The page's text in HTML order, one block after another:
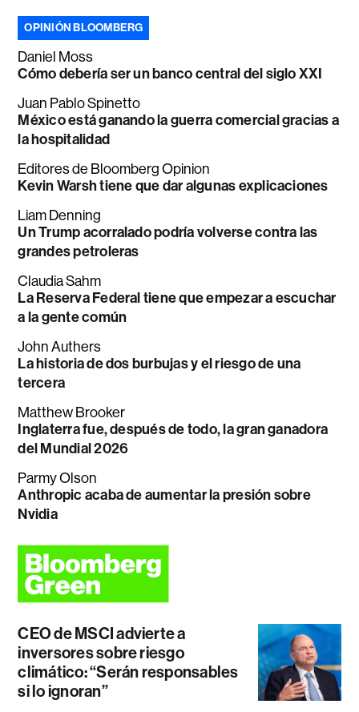
OPINIÓN BLOOMBERG
Daniel Moss
Cómo debería ser un banco central del siglo XXI
Juan Pablo Spinetto
México está ganando la guerra comercial gracias a
la hospitalidad
Editores de Bloomberg Opinion
Kevin Warsh tiene que dar algunas explicaciones
Liam Denning
Un Trump acorralado podría volverse contra las
grandes petroleras
Claudia Sahm
La Reserva Federal tiene que empezar a escuchar
a la gente común
John Authers
La historia de dos burbujas y el riesgo de una
tercera
Matthew Brooker
Inglaterra fue, después de todo, la gran ganadora
del Mundial 2026
Parmy Olson
Anthropic acaba de aumentar la presión sobre
Nvidia
CEO de MSCI advierte a
inversores sobre riesgo
climático: “Serán responsables
si lo ignoran”